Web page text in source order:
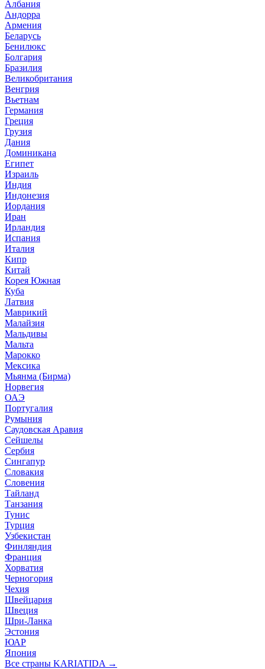
Албания
Андорра
Армения
Беларусь
Бенилюкс
Болгария
Бразилия
Великобритания
Венгрия
Вьетнам
Германия
Греция
Грузия
Дания
Доминикана
Египет
Израиль
Индия
Индонезия
Иордания
Иран
Ирландия
Испания
Италия
Кипр
Китай
Корея Южная
Куба
Латвия
Маврикий
Малайзия
Мальдивы
Мальта
Марокко
Мексика
Мьянма (Бирма)
Норвегия
ОАЭ
Португалия
Румыния
Саудовская Аравия
Сейшелы
Сербия
Сингапур
Словакия
Словения
Тайланд
Танзания
Тунис
Турция
Узбекистан
Финляндия
Франция
Хорватия
Черногория
Чехия
Швейцария
Швеция
Шри-Ланка
Эстония
ЮАР
Япония
Все страны KARIATIDA →